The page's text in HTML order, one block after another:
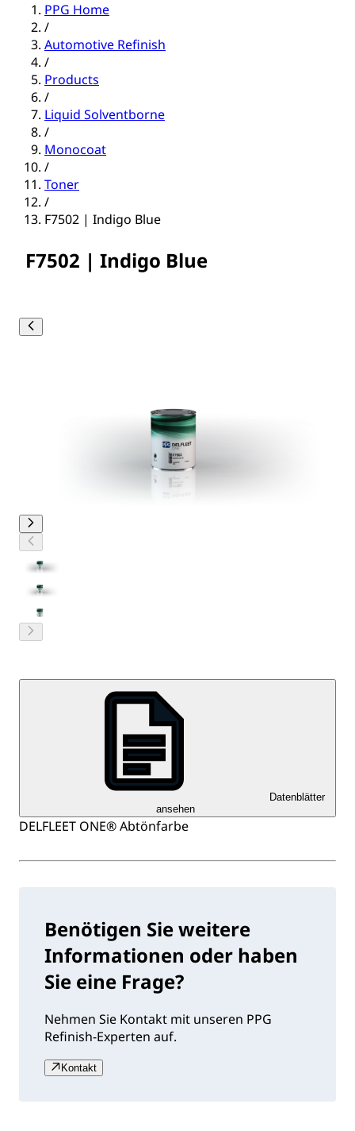
PPG Home
/
Automotive Refinish
/
Products
/
Liquid Solventborne
/
Monocoat
/
Toner
/
F7502 | Indigo Blue
F7502 | Indigo Blue
Datenblätter
ansehen
DELFLEET ONE® Abtönfarbe
Benötigen Sie weitere
Informationen oder haben
Sie eine Frage?
Nehmen Sie Kontakt mit unseren PPG
Refinish-Experten auf.
Kontakt